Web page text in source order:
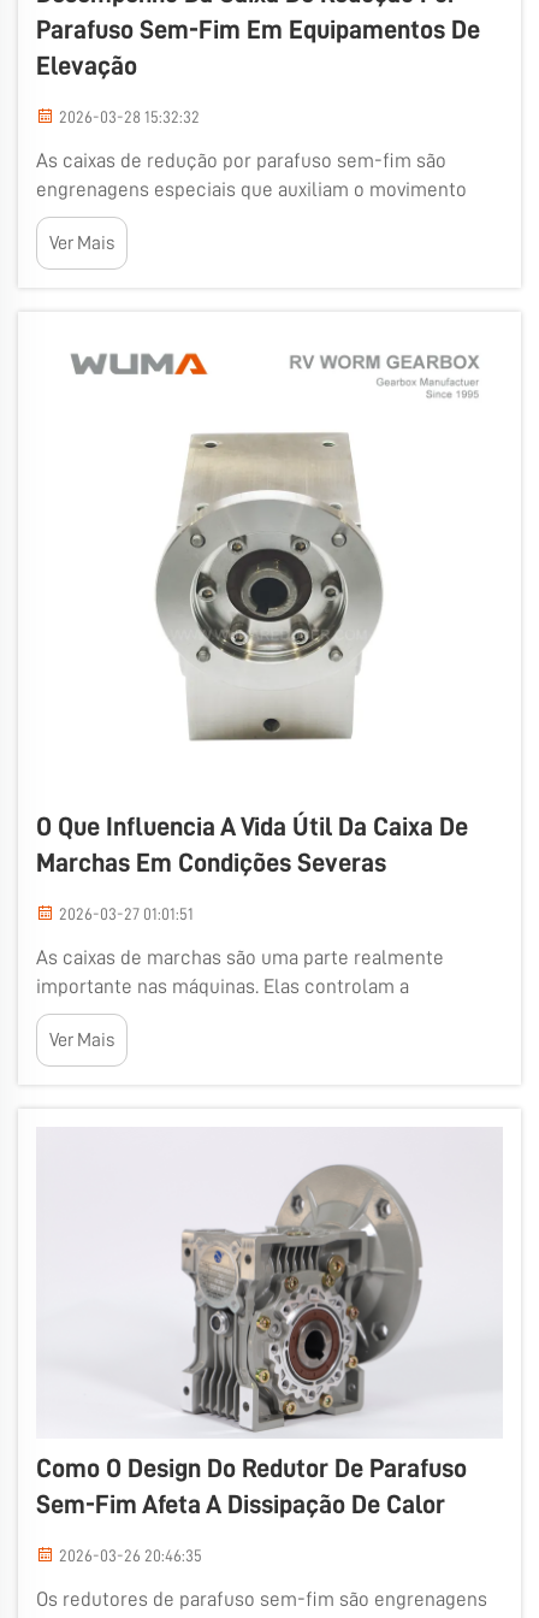
Parafuso Sem-Fim Em Equipamentos De
Elevação
2026-03-28 15:32:32
As caixas de redução por parafuso sem-fim são
engrenagens especiais que auxiliam o movimento
vertical de cargas pesadas, sem complicações. São
comumente empregadas em máquinas de elevação,
como guindastes, elevadores ou talhas. A geometria
Ver Mais
O Que Influencia A Vida Útil Da Caixa De
Marchas Em Condições Severas
2026-03-27 01:01:51
As caixas de marchas são uma parte realmente
importante nas máquinas. Elas controlam a
velocidade e a quantidade de potência que algo
consome. Quando as máquinas operam em ambientes
difíceis, as caixas de marchas desgastam-se muito
realidade, pois trabalha com caixas de marchas em
diversos setores industriais. Saber o que...
Ver Mais
Como O Design Do Redutor De Parafuso
Sem-Fim Afeta A Dissipação De Calor
2026-03-26 20:46:35
Os redutores de parafuso sem-fim são engrenagens